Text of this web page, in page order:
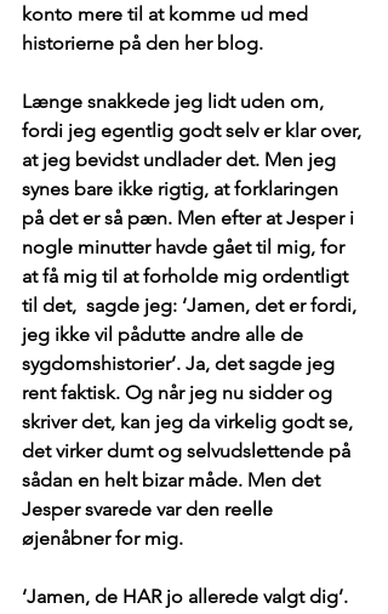
konto mere til at komme ud med
historierne på den her blog.
Længe snakkede jeg lidt uden om,
fordi jeg egentlig godt selv er klar over,
at jeg bevidst undlader det. Men jeg
synes bare ikke rigtig, at forklaringen
på det er så pæn. Men efter at Jesper i
nogle minutter havde gået til mig, for
at få mig til at forholde mig ordentligt
til det,  sagde jeg: ‘Jamen, det er fordi,
jeg ikke vil pådutte andre alle de
sygdomshistorier’. Ja, det sagde jeg
rent faktisk. Og når jeg nu sidder og
skriver det, kan jeg da virkelig godt se,
det virker dumt og selvudslettende på
sådan en helt bizar måde. Men det
Jesper svarede var den reelle
øjenåbner for mig.
‘Jamen, de HAR jo allerede valgt dig’.